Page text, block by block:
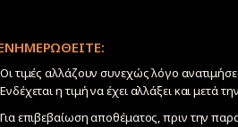
Οι τιμές αλλάζουν συνεχώς λόγο
Ενδέχεται η τιμή να έχει αλλάξει και μετά
Για επιβεβαίωση αποθέματος, πριν την